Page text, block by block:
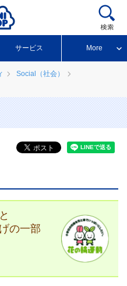
サービス More
Social（社会）
の一部